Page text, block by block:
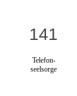
141
Telefon-
seelsorge